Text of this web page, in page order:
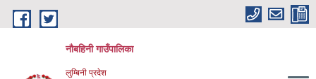
Skip to main content
नौबहिनी गाउँपालिका
लुम्बिनी प्रदेश